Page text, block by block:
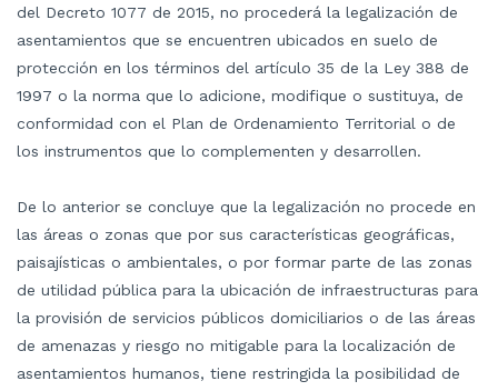
del Decreto 1077 de 2015, no procederá la legalización de
asentamientos que se encuentren ubicados en suelo de
protección en los términos del artículo 35 de la Ley 388 de
1997 o la norma que lo adicione, modifique o sustituya, de
conformidad con el Plan de Ordenamiento Territorial o de
los instrumentos que lo complementen y desarrollen.
De lo anterior se concluye que la legalización no procede en
las áreas o zonas que por sus características geográficas,
paisajísticas o ambientales, o por formar parte de las zonas
de utilidad pública para la ubicación de infraestructuras para
la provisión de servicios públicos domiciliarios o de las áreas
de amenazas y riesgo no mitigable para la localización de
asentamientos humanos, tiene restringida la posibilidad de